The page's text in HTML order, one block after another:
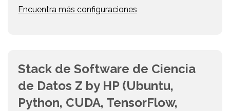
Encuentra más configuraciones
Stack de Software de Ciencia
de Datos Z by HP (Ubuntu,
Python, CUDA, TensorFlow,